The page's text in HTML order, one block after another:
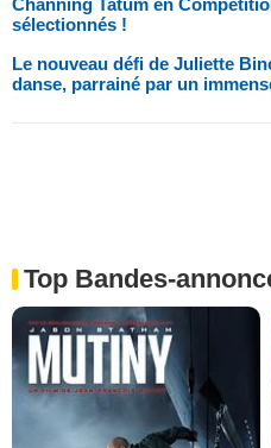
sélectionnés !
Le nouveau défi de Juliette
danse, parrainé par un
Top Bandes-